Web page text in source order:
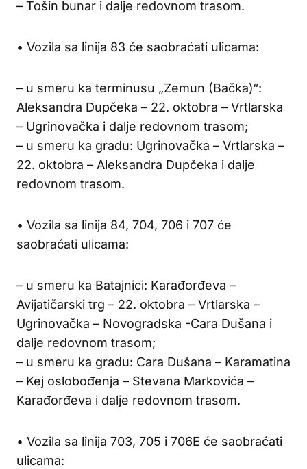
– Tošin bunar i dalje redovnom trasom.
• Vozila sa linija 83 će saobraćati ulicama:
– u smeru ka terminusu „Zemun (Bačka)“:
Aleksandra Dupčeka – 22. oktobra – Vrtlarska
– Ugrinovačka i dalje redovnom trasom;
– u smeru ka gradu: Ugrinovačka – Vrtlarska –
22. oktobra – Aleksandra Dupčeka i dalje
redovnom trasom.
• Vozila sa linija 84, 704, 706 i 707 će
saobraćati ulicama:
– u smeru ka Batajnici: Karađorđeva –
Avijatičarski trg – 22. oktobra – Vrtlarska –
Ugrinovačka – Novogradska -Cara Dušana i
dalje redovnom trasom;
– u smeru ka gradu: Cara Dušana – Karamatina
– Kej oslobođenja – Stevana Markovića –
Karađorđeva i dalje redovnom trasom.
• Vozila sa linija 703, 705 i 706E će saobraćati
ulicama: